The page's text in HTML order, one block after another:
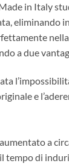
in Italy
a due
e
a
tempo di